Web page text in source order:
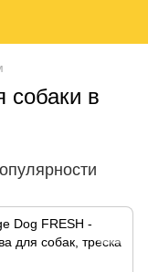
собаки в